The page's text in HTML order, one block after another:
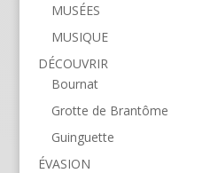
MUSÉES
MUSIQUE
DÉCOUVRIR
Bournat
Grotte de Brantôme
Guinguette
ÉVASION